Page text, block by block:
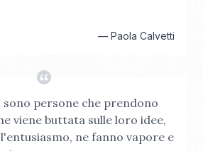
— Paola Calvetti
persone che prendono
viene buttata sulle loro idee,
ne fanno vapore e